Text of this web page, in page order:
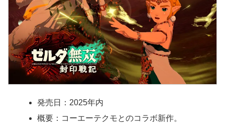
発売日：2025年内
概要：コーエーテクモとのコラボ新作。